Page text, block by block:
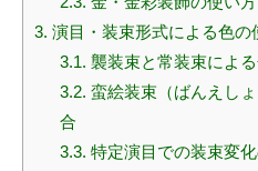
3. 演目・装束形式による色の
3.1. 襲装束と常装束によ
3.2. 蛮絵装束（ばんえし
合
3.3. 特定演目での装束変